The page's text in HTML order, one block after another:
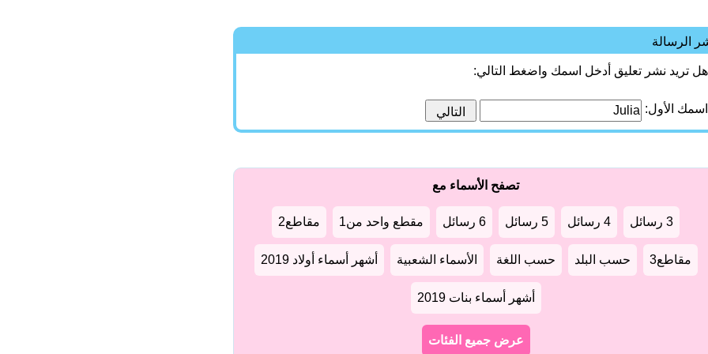
الرسالة
هل تريد نشر تعليق أدخل اسمك واضغط التالي:
اسمك الأول:
تصفح الأسماء مع
3 رسائل 4 رسائل 5 رسائل 6 رسائل مقطع واحد من1 مقاطع2
مقاطع3 حسب البلد حسب اللغة الأسماء الشعبية أشهر أسماء أولاد 2019
أشهر أسماء بنات 2019
عرض جميع الفئات